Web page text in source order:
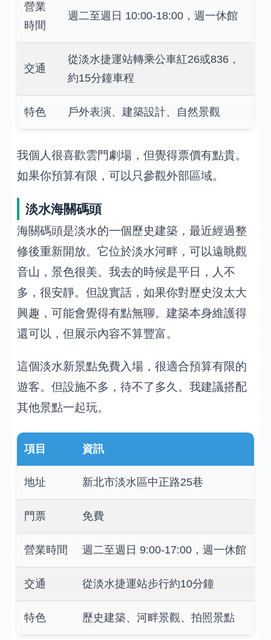
營業
時間
週二至週日 10:00-18:00，週一休館
交通
從淡水捷運站轉乘公車紅26或836，
約15分鐘車程
特色 戶外表演、建築設計、自然景觀
我個人很喜歡雲門劇場，但覺得票價有點貴。
如果你預算有限，可以只參觀外部區域。
淡水海關碼頭
海關碼頭是淡水的一個歷史建築，最近經過整
修後重新開放。它位於淡水河畔，可以遠眺觀
音山，景色很美。我去的時候是平日，人不
多，很安靜。但說實話，如果你對歷史沒太大
興趣，可能會覺得有點無聊。建築本身維護得
還可以，但展示內容不算豐富。
這個淡水新景點免費入場，很適合預算有限的
遊客。但設施不多，待不了多久。我建議搭配
其他景點一起玩。
項目 資訊
地址 新北市淡水區中正路25巷
門票 免費
營業時間 週二至週日 9:00-17:00，週一休館
交通 從淡水捷運站步行約10分鐘
特色 歷史建築、河畔景觀、拍照景點